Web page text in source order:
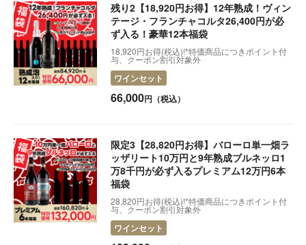
残り2【18,920円お得】12年熟成！ヴィン
テージ・フランチャコルタ26,400円が必
ず入る！豪華12本福袋
18,920円お得(税込)!*特価商品につきポイント付
与、クーポン割引対象外
ワインセット
66,000円（税込）
限定3【28,820円お得】バローロ単一畑ラ
ッザリート10万円と9年熟成ブルネッロ1
万8千円が必ず入るプレミアム12万円6本
福袋
28,820円お得(税込)!*特価商品につきポイント付
与、クーポン割引対象外
ワインセット